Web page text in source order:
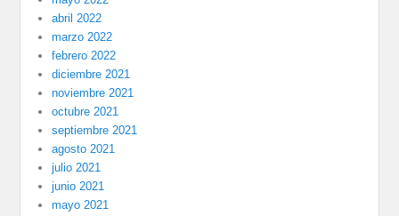
abril 2022
marzo 2022
febrero 2022
diciembre 2021
noviembre 2021
octubre 2021
septiembre 2021
agosto 2021
julio 2021
junio 2021
mayo 2021